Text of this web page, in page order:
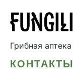
Дикий ямс
Для волос
Для кожи
Ежовик
Грибная аптека
КОНТАКТЫ